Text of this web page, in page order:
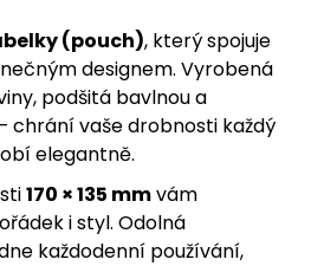
(pouch), který spojuje
designem. Vyrobená
podšitá bavlnou a
chrání vaše drobnosti každý
elegantně.
170 × 135 mmvám
i styl. Odolná
každodenní používání,